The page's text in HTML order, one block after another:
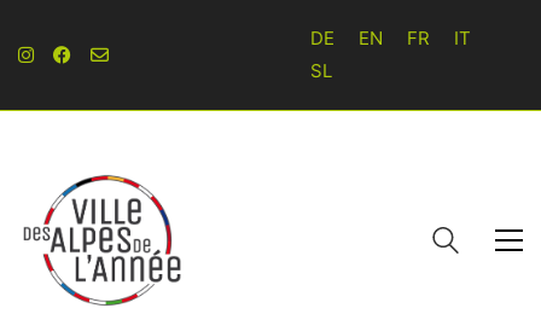
DE EN FR
IT
SL